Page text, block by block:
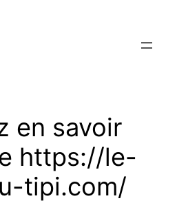
en savoir
https://le-
tipi.com/